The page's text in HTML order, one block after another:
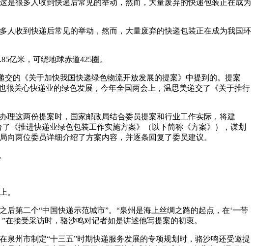
很多人收到快递后常见的举动，然而，大量废弃的快递包装正在成为
人收到快递后常见的举动，然而，大量废弃的快递包装正在成为我国环
亿米，可绕地球赤道425圈。
的《关于加快我国快递绿色物流开放发展的提案》中提到的。提案
关心快递业的绿色发展，今年全国两会上，温思美递交了《关于推行
这两份提案时，国家邮政局结合委员提案和行业工作实际，将建
《推进快递业绿色包装工作实施方案》（以下简称《方案》），谋划
两位委员详细介绍了方案内容，并逐条回复了委员建议。
。
第二个“中国快递示范城市”。“泉州是海上丝绸之路的起点，在‘一带
接受采访时，骆沙鸣对记者如是讲述他写提案的初衷。
州市制定“十三五”时期快递服务发展的专项规划时，骆沙鸣还受邀提